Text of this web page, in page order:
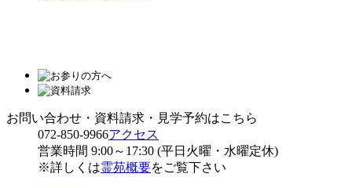
お問い合わせ・資料請求・見学予約はこちら
072-850-9966アクセス
営業時間 9:00～17:30 (平日火曜・水曜定休)
※詳しくは霊苑概要をご覧下さい